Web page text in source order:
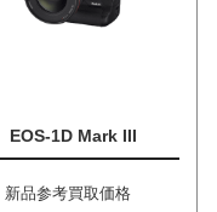
EOS-1D Mark III
新品参考買取価格